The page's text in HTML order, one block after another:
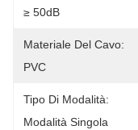
≥ 50dB
Materiale Del Cavo:
PVC
Tipo Di Modalità:
Modalità Singola